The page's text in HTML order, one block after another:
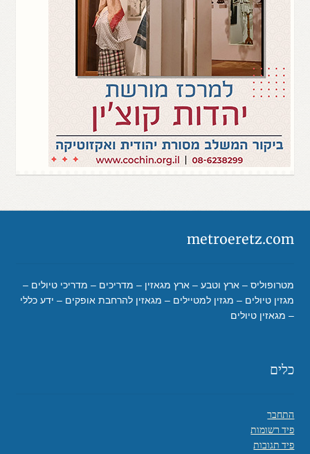
metroeretz.com
מטרופוליס – ארץ וטבע – ארץ מגאזין – מדריכים – מדריכי טיולים –
מגזין טיולים – מגזין למטיילים – מגאזין להרחבת אופקים – ידע כללי
– מגאזין טיולים
כלים
התחבר
פיד רשומות
פיד תגובות